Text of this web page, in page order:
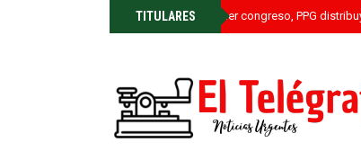
TITULARES
»Rumbo a su primer congreso, PPG